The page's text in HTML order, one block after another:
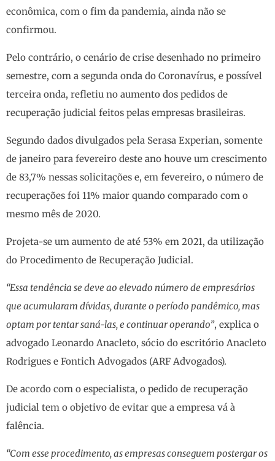
econômica, com o fim da pandemia, ainda não se
confirmou.
Pelo contrário, o cenário de crise desenhado no primeiro
semestre, com a segunda onda do Coronavírus, e possível
terceira onda, refletiu no aumento dos pedidos de
recuperação judicial feitos pelas empresas brasileiras.
Segundo dados divulgados pela Serasa Experian, somente
de janeiro para fevereiro deste ano houve um crescimento
de 83,7% nessas solicitações e, em fevereiro, o número de
recuperações foi 11% maior quando comparado com o
mesmo mês de 2020.
Projeta-se um aumento de até 53% em 2021, da utilização
do Procedimento de Recuperação Judicial.
“Essa tendência se deve ao elevado número de empresários
que acumularam dívidas, durante o período pandêmico, mas
optam por tentar saná-las, e continuar operando”, explica o
advogado Leonardo Anacleto, sócio do escritório Anacleto
Rodrigues e Fontich Advogados (ARF Advogados).
De acordo com o especialista, o pedido de recuperação
judicial tem o objetivo de evitar que a empresa vá à
falência.
“Com esse procedimento, as empresas conseguem postergar os